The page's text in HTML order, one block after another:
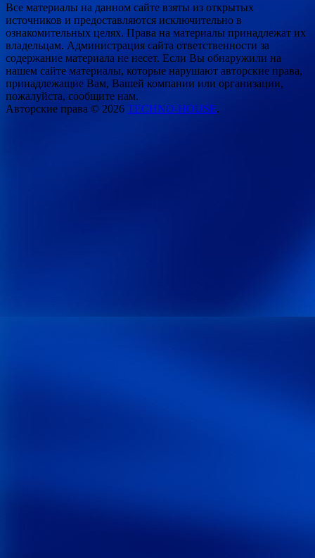
Все материалы на данном сайте взяты из открытых
источников и предоставляются исключительно в
ознакомительных целях. Права на материалы принадлежат их
владельцам. Администрация сайта ответственности за
содержание материала не несет. Если Вы обнаружили на
нашем сайте материалы, которые нарушают авторские права,
принадлежащие Вам, Вашей компании или организации,
пожалуйста, сообщите нам.
Авторские права © 2026 TECHNO-HOUSE.